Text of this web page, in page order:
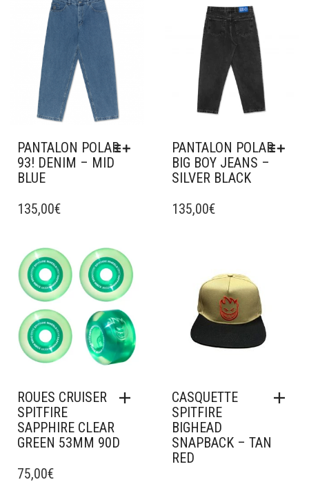
Ajouter à mes favoris
PANTALON POLAR
93! DENIM – MID
BLUE
PRODUIT
VARIATIONS.
LES
OPTIONS
PEUVENT
ÊTRE
CHOISIES
SUR
LA
DU
PRODUIT
135,00€
Ajouter à mes favoris
PANTALON POLAR
BIG BOY JEANS –
SILVER BLACK
PRODUIT
OPTIONS
PEUVENT
CHOISIES
DU
PRODUIT
135,00€
Ajouter à mes favoris
ROUES CRUISER
SPITFIRE
SAPPHIRE CLEAR
GREEN 53MM 90D
75,00€
CASQUETTE
SPITFIRE
BIGHEAD
SNAPBACK – TAN
RED